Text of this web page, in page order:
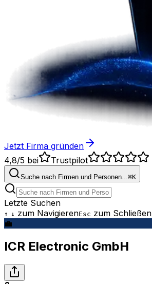
Jetzt Firma gründen
4,8/5 bei Trustpilot
Suche nach Firmen und Personen...⌘K
Letzte Suchen
↑ ↓ zum NavigierenEsc zum Schließen
💼
ICR Electronic GmbH